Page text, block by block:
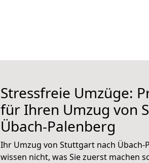
Stressfreie Umzüge:
für Ihren Umzug von
Übach-Palenberg
Ihr Umzug von Stuttgart nach Übach-
wissen nicht, was Sie zuerst machen